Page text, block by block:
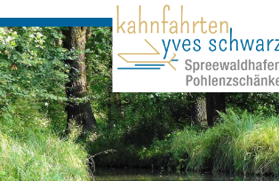
HAFEN
KAHNTOUREN
SPREEWALDTIPPS